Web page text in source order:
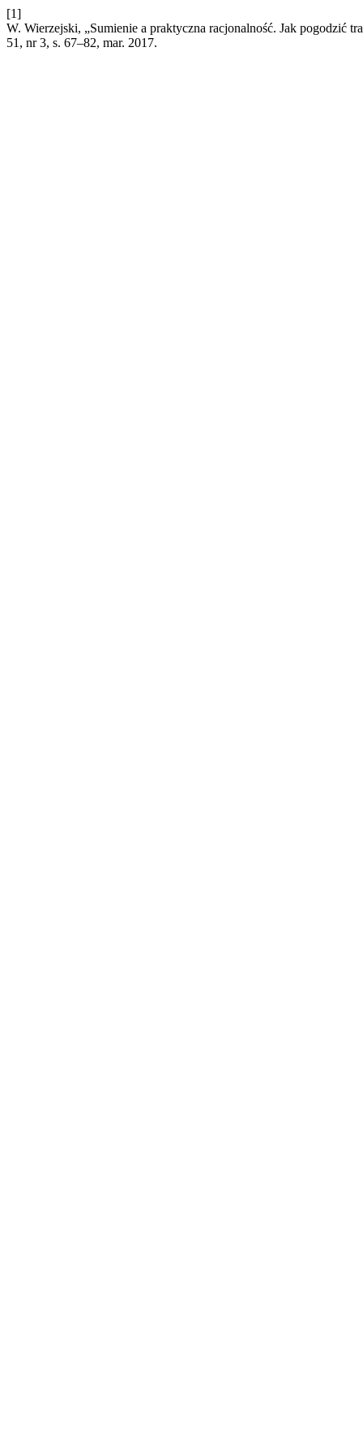
[1]
W. Wierzejski, „Sumienie a praktyczna racjonalność. Jak pogodzić
51, nr 3, s. 67–82, mar. 2017.